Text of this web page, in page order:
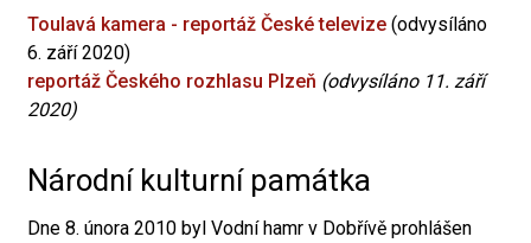
Toulavá kamera - reportáž České televize (odvysíláno
6. září 2020)
reportáž Českého rozhlasu Plzeň (odvysíláno 11. září
2020)
Národní kulturní památka
Dne 8. února 2010 byl Vodní hamr v Dobřívě prohlášen